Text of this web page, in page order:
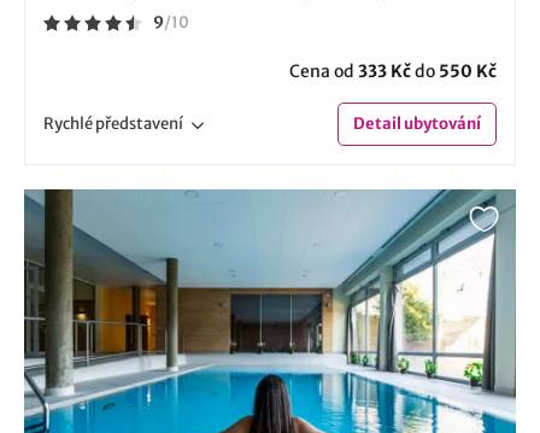
9/10
Cena od 333 Kčdo 550 Kč
Rychlépředstavení Detailubytování